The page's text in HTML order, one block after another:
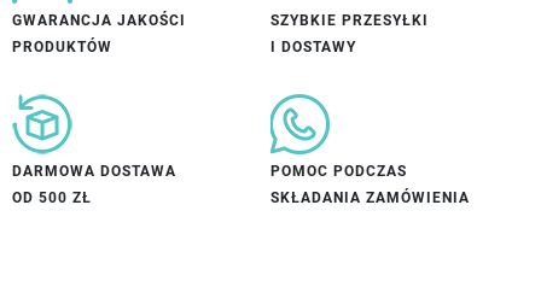
GWARANCJA JAKOŚCI
PRODUKTÓW
SZYBKIE PRZESYŁKI
I DOSTAWY
DARMOWA DOSTAWA
OD 500 ZŁ
POMOC PODCZAS
SKŁADANIA ZAMÓWIENIA